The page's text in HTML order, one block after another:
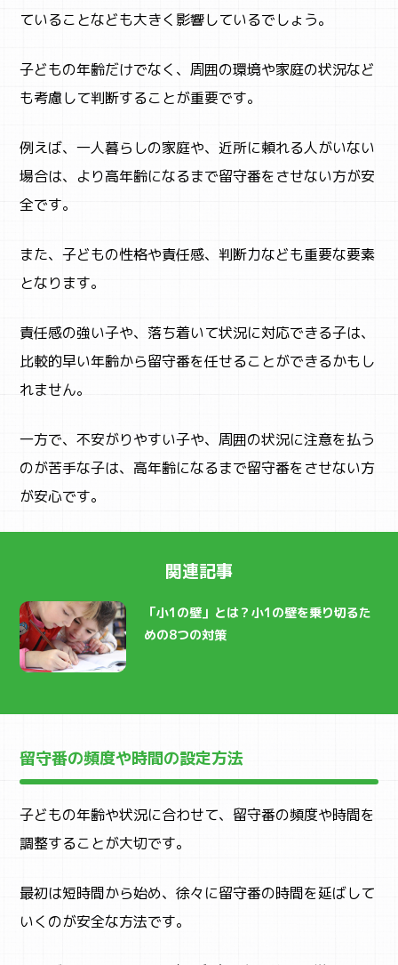
ていることなども大きく影響しているでしょう。
子どもの年齢だけでなく、周囲の環境や家庭の状況など
も考慮して判断することが重要です。
例えば、一人暮らしの家庭や、近所に頼れる人がいない
場合は、より高年齢になるまで留守番をさせない方が安
全です。
また、子どもの性格や責任感、判断力なども重要な要素
となります。
責任感の強い子や、落ち着いて状況に対応できる子は、
比較的早い年齢から留守番を任せることができるかもし
れません。
一方で、不安がりやすい子や、周囲の状況に注意を払う
のが苦手な子は、高年齢になるまで留守番をさせない方
が安心です。
関連記事
「小1の壁」とは？小1の壁を乗り切るた
めの8つの対策
留守番の頻度や時間の設定方法
子どもの年齢や状況に合わせて、留守番の頻度や時間を
調整することが大切です。
最初は短時間から始め、徐々に留守番の時間を延ばして
いくのが安全な方法です。